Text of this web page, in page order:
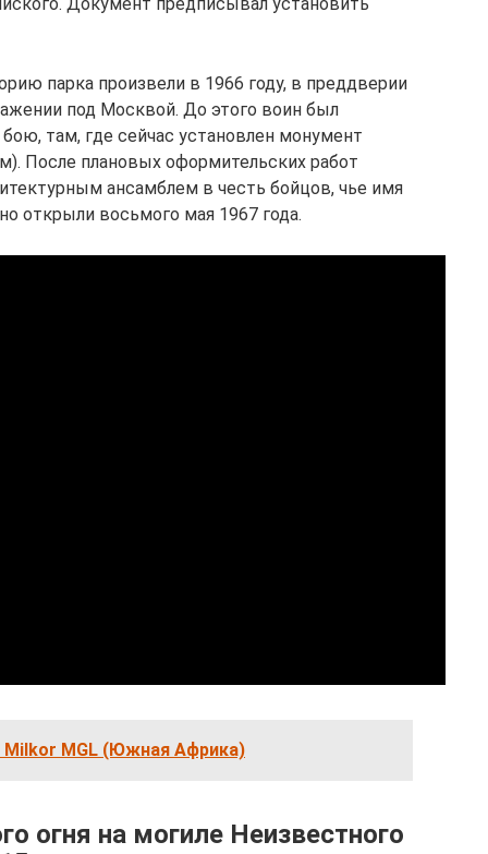
парка произвели в 1966 году, в преддверии
под Москвой. До этого воин был
там, где сейчас установлен монумент
После плановых оформительских работ
ансамблем в честь бойцов, чье имя
открыли восьмого мая 1967 года.
MGL (Южная Африка)
огня на могиле Неизвестного